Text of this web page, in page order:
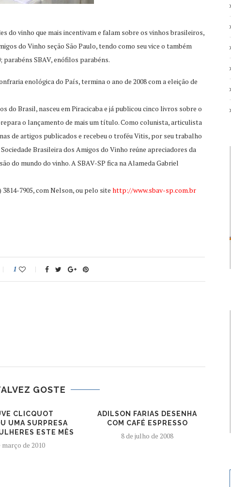
do vinho que mais incentivam e falam sobre os vinhos brasileiros,
do Vinho seção São Paulo, tendo como seu vice o também
parabéns SBAV, enófilos parabéns.
enológica do País, termina o ano de 2008 com a eleição de
do Brasil, nasceu em Piracicaba e já publicou cinco livros sobre o
o lançamento de mais um título. Como colunista, articulista
de artigos publicados e recebeu o troféu Vitis, por seu trabalho
Brasileira dos Amigos do Vinho reúne apreciadores da
do mundo do vinho. A SBAV-SP fica na Alameda Gabriel
7905, com Nelson, ou pelo site http://www.sbav-sp.com.br
1
GOSTE
CLICQUOT
UMA SURPRESA
ESTE MÊS
março de 2010
ADILSON FARIAS DESENHA
COM CAFÉ ESPRESSO
8 de julho de 2008